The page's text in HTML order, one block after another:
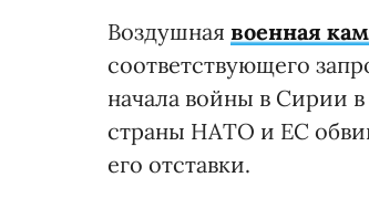
Воздушная военная
соответствующего
начала войны в Сирии в
страны НАТО и ЕС
его отставки.